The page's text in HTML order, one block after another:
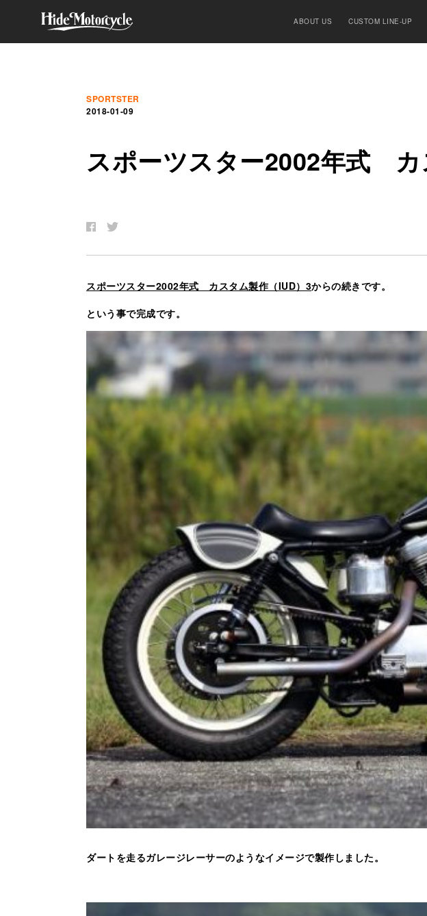
ABOUT US CUSTOM LINE-UP
SPORTSTER
2018-01-09
スポーツスター2002年式 カ
スポーツスター2002年式 カスタム製作（IUD）3からの続きです。
という事で完成です。
ダートを走るガレージレーサーのようなイメージで製作しました。